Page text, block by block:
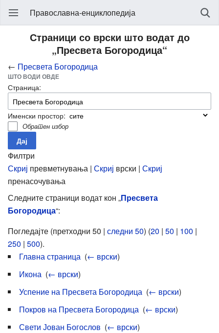
Православна-енциклопедија
Страници со врски што водат до
„Пресвета Богородица“
← Пресвета Богородица
ШТО ВОДИ ОВДЕ
Страница:
Именски простор:
Обратен избор
Филтри
Скриј превметнувања | Скриј врски | Скриј
пренасочувања
Следните страници водат кон „Пресвета
Богородица“:
Погледајте (претходни 50 | следни 50) (20 | 50 | 100 |
250 | 500).
Главна страница (← врски)
Икона (← врски)
Успение на Пресвета Богородица (← врски)
Покров на Пресвета Богородица (← врски)
Свети Јован Богослов (← врски)